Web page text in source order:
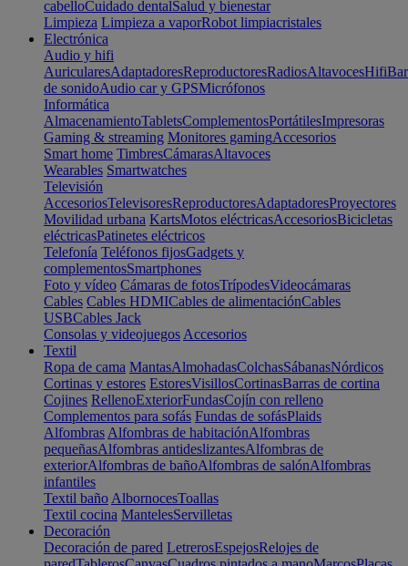
cabelloCuidado dentalSalud y bienestar
Limpieza Limpieza a vaporRobot limpiacristales
Electrónica
Audio y hifi
AuricularesAdaptadoresReproductoresRadiosAltavocesHifi
de sonidoAudio car y GPSMicrófonos
Informática
AlmacenamientoTabletsComplementosPortátilesImpresoras
Gaming & streaming Monitores gamingAccesorios
Smart home TimbresCámarasAltavoces
Wearables Smartwatches
Televisión
AccesoriosTelevisoresReproductoresAdaptadoresProyectores
Movilidad urbana KartsMotos eléctricasAccesoriosBicicletas
eléctricasPatinetes eléctricos
Telefonía Teléfonos fijosGadgets y
complementosSmartphones
Foto y vídeo Cámaras de fotosTrípodesVideocámaras
Cables Cables HDMICables de alimentaciónCables
USBCables Jack
Consolas y videojuegos Accesorios
Textil
Ropa de cama MantasAlmohadasColchasSábanasNórdicos
Cortinas y estores EstoresVisillosCortinasBarras de cortina
Cojines RellenoExteriorFundasCojín con relleno
Complementos para sofás Fundas de sofásPlaids
Alfombras Alfombras de habitaciónAlfombras
pequeñasAlfombras antideslizantesAlfombras de
exteriorAlfombras de bañoAlfombras de salónAlfombras
infantiles
Textil baño AlbornocesToallas
Textil cocina MantelesServilletas
Decoración
Decoración de pared LetrerosEspejosRelojes de